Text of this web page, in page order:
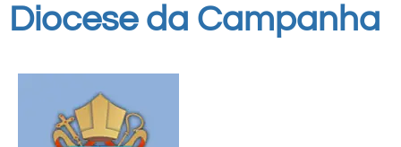
Diocese da Campanha